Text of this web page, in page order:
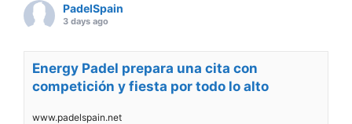
PadelSpain
3 days ago
Energy Padel prepara una cita con
competición y fiesta por todo lo alto
www.padelspain.net